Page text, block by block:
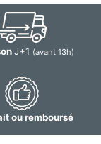
J+1 (avant 13h)
ou remboursé